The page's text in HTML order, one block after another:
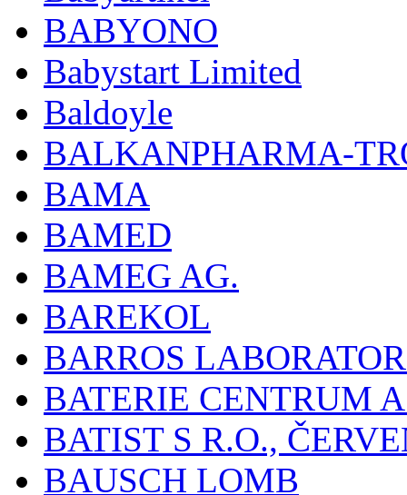
BABYONO
Babystart Limited
Baldoyle
BALKANPHARMA-
BAMA
BAMED
BAMEG AG.
BAREKOL
BARROS
BATERIE CENTRUM
BATIST S R.O.,
BAUSCH LOMB